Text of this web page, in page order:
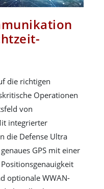
die richtigen
Operationen
von
integrierter
die Defense Ultra
GPS mit einer
optionale WWAN-